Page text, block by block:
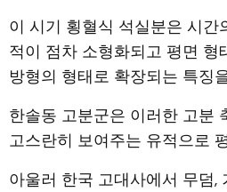
이 시기 횡혈식 석실분은 시간
적이 점차 소형화되고 평면 형
방형의 형태로 확장되는 특징
한솔동 고분군은 이러한 고분
고스란히 보여주는 유적으로
아울러 한국 고대사에서 무덤,